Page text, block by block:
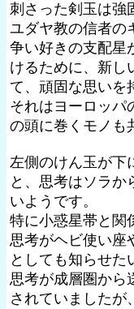
刺さった剣玉は強
ユダヤ教の信者の
争い好きの支配星
けるために、新し
て、頑固な思いを
それはヨーロッパ
の頭に巻くモノも
左側のけん玉が下
と、思考はソラか
いようです。
特に小惑星帯と関
思考がヘビ使い座
としても知らせた
思考が成層圏から
されていましたが